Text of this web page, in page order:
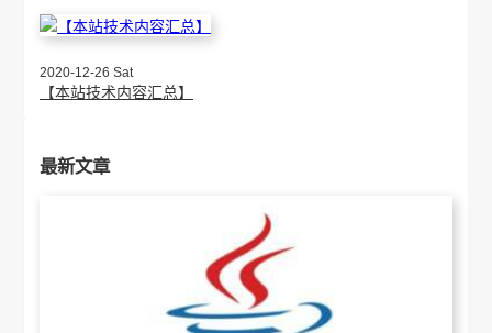
2020-12-26 Sat
【本站技术内容汇总】
最新文章